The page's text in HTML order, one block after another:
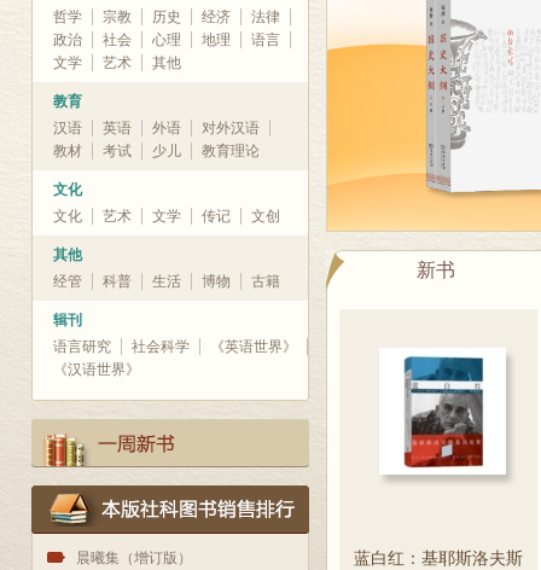
哲学
宗教 历史 经济
法律
政治
社会 心理 地理
语言
文学
艺术 其他
教育
汉语
英语 外语
对外汉语
教材
考试 少儿 教育理论
文化
文化
艺术 文学 传记 文创
其他
经管
科普 生活 博物 古籍
辑刊
语言研究
社会科学
《英语世界》
《汉语世界》
1 晨曦集（增订版）
新书
蓝白红：基耶斯洛夫斯